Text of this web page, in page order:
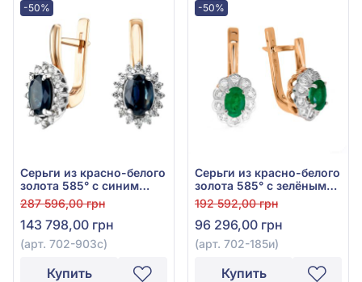
-50%
Серьги из красно-белого
золота 585° с синим
сапфиром 1,67ct и
бриллиантом 0,4ct, арт.
702-903с
287 596,00 грн
143 798,00 грн
(арт. 702-903с)
Купить
-50%
Серьги из красно-белого
золота 585° с зелёным
изумрудом 0,8ct и
бриллиантом 0,29ct, арт.
702-185и
192 592,00 грн
96 296,00 грн
(арт. 702-185и)
Купить